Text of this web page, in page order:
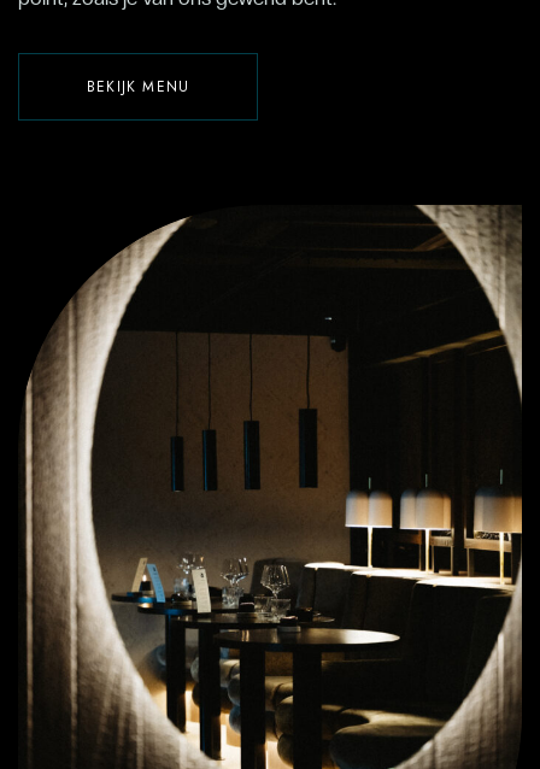
BEKIJK MENU